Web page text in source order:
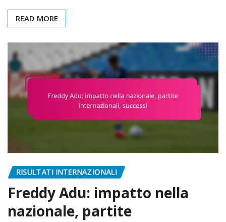
READ MORE
RISULTATI INTERNAZIONALI
Freddy Adu: impatto nella
nazionale, partite